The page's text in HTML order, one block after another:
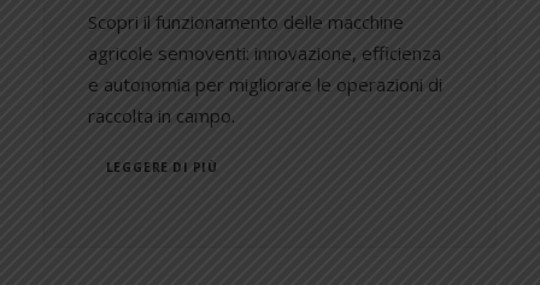
Scopri il funzionamento delle macchine
agricole semoventi: innovazione, efficienza
e autonomia per migliorare le operazioni di
raccolta in campo.
LEGGERE DI PIÙ